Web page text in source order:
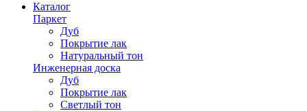
Каталог
Паркет
Дуб
Покрытие лак
Натуральный тон
Инженерная доска
Дуб
Покрытие лак
Светлый тон